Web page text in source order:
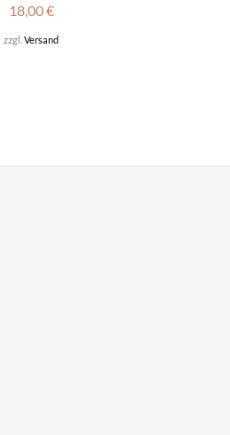
18,00€
zzgl. Versand